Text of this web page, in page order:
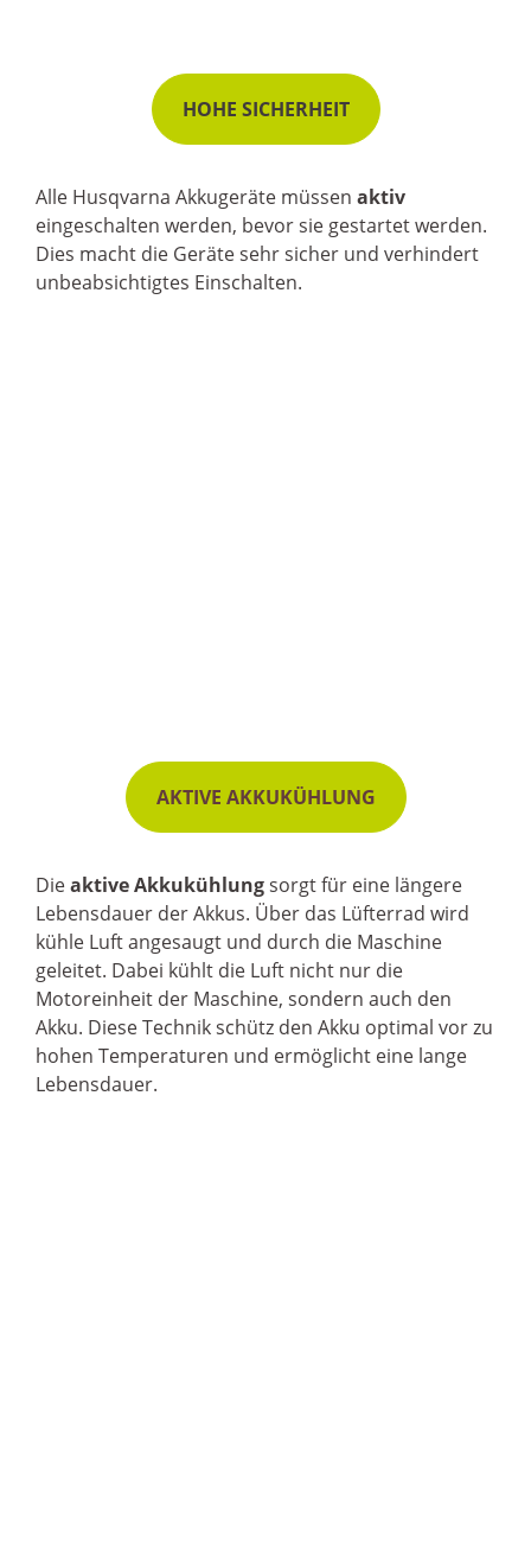
HOHE SICHERHEIT
Alle Husqvarna Akkugeräte müssen aktiv
eingeschalten werden, bevor sie gestartet werden.
Dies macht die Geräte sehr sicher und verhindert
unbeabsichtigtes Einschalten.
AKTIVE AKKUKÜHLUNG
Dieaktive Akkukühlungsorgt für eine längere
Lebensdauer der Akkus. Über das Lüfterrad wird
kühle Luft angesaugt und durch die Maschine
geleitet. Dabei kühlt die Luft nicht nur die
Motoreinheit der Maschine, sondern auch den
Akku. Diese Technik schütz den Akku optimal vor zu
hohen Temperaturen und ermöglicht eine lange
Lebensdauer.